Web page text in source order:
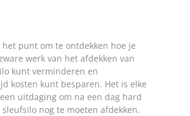
het punt om te ontdekken hoe je
werk van het afdekken van
kunt verminderen en
kosten kunt besparen. Het is elke
uitdaging om na een dag hard
nog te moeten afdekken.